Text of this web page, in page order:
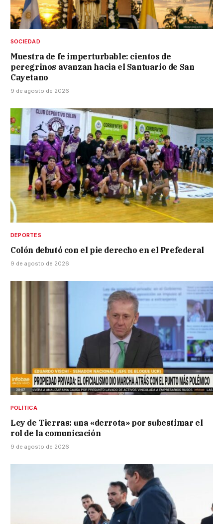
SOCIEDAD
Muestra de fe imperturbable: cientos de
peregrinos avanzan hacia el Santuario de San
Cayetano
9 de agosto de 2026
DEPORTES
Colón debutó con el pie derecho en el Prefederal
9 de agosto de 2026
POLÍTICA
Ley de Tierras: una «derrota» por subestimar el
rol de la comunicación
9 de agosto de 2026